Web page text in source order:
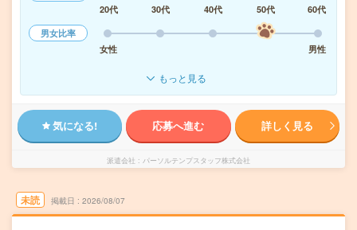
20代
30代 40代 50代
60代
男女比率
女性
男性
もっと見る
気になる! 応募へ進む 詳しく見る
派遣会社 パーソルテンプスタッフ株式会社
未読 掲載日 2026/08/07